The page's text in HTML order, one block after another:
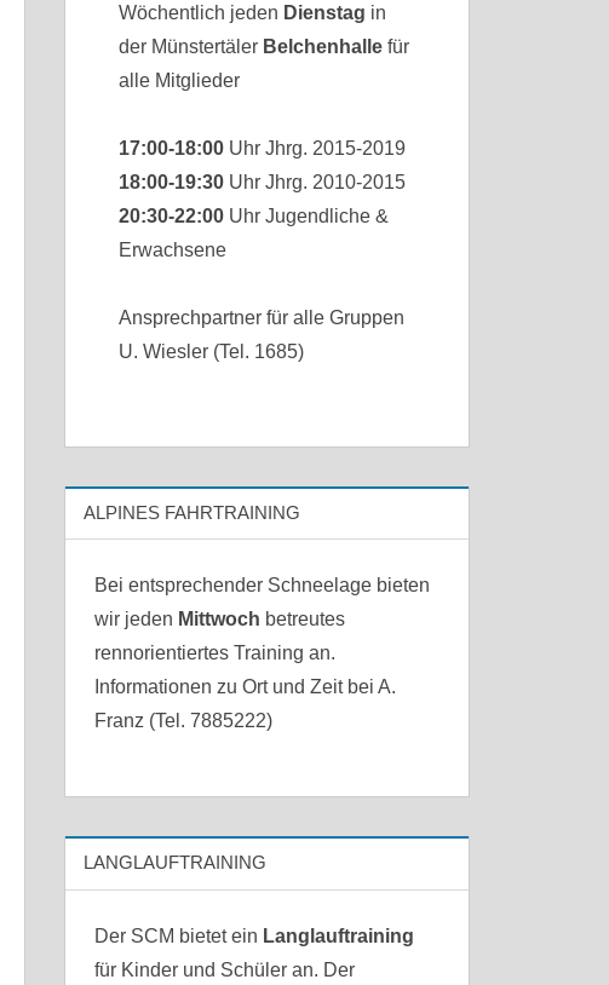
Wöchentlich jeden Dienstag in
der Münstertäler Belchenhalle für
alle Mitglieder
17:00-18:00 Uhr Jhrg. 2015-2019
18:00-19:30 Uhr Jhrg. 2010-2015
20:30-22:00 Uhr Jugendliche &
Erwachsene
Ansprechpartner für alle Gruppen
U. Wiesler (Tel. 1685)
ALPINES FAHRTRAINING
Bei entsprechender Schneelage bieten
wir jeden Mittwoch betreutes
rennorientiertes Training an.
Informationen zu Ort und Zeit bei A.
Franz (Tel. 7885222)
LANGLAUFTRAINING
Der SCM bietet ein Langlauftraining
für Kinder und Schüler an. Der